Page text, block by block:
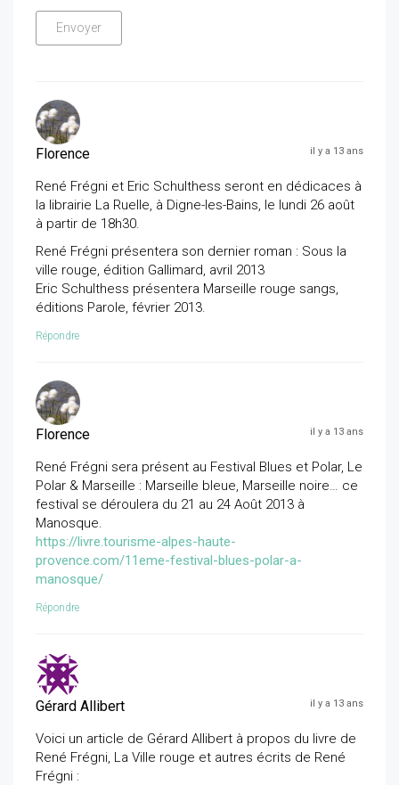
Florence il y a 13 ans
René Frégni et Eric Schulthess seront en dédicaces à
la librairie La Ruelle, à Digne-les-Bains, le lundi 26 août
à partir de 18h30.
René Frégni présentera son dernier roman : Sous la
ville rouge, édition Gallimard, avril 2013
Eric Schulthess présentera Marseille rouge sangs,
éditions Parole, février 2013.
Répondre
Florence il y a 13 ans
René Frégni sera présent au Festival Blues et Polar, Le
Polar & Marseille : Marseille bleue, Marseille noire… ce
festival se déroulera du 21 au 24 Août 2013 à
Manosque.
https://livre.tourisme-alpes-haute-
provence.com/11eme-festival-blues-polar-a-
manosque/
Répondre
Gérard Allibert il y a 13 ans
Voici un article de Gérard Allibert à propos du livre de
René Frégni, La Ville rouge et autres écrits de René
Frégni :